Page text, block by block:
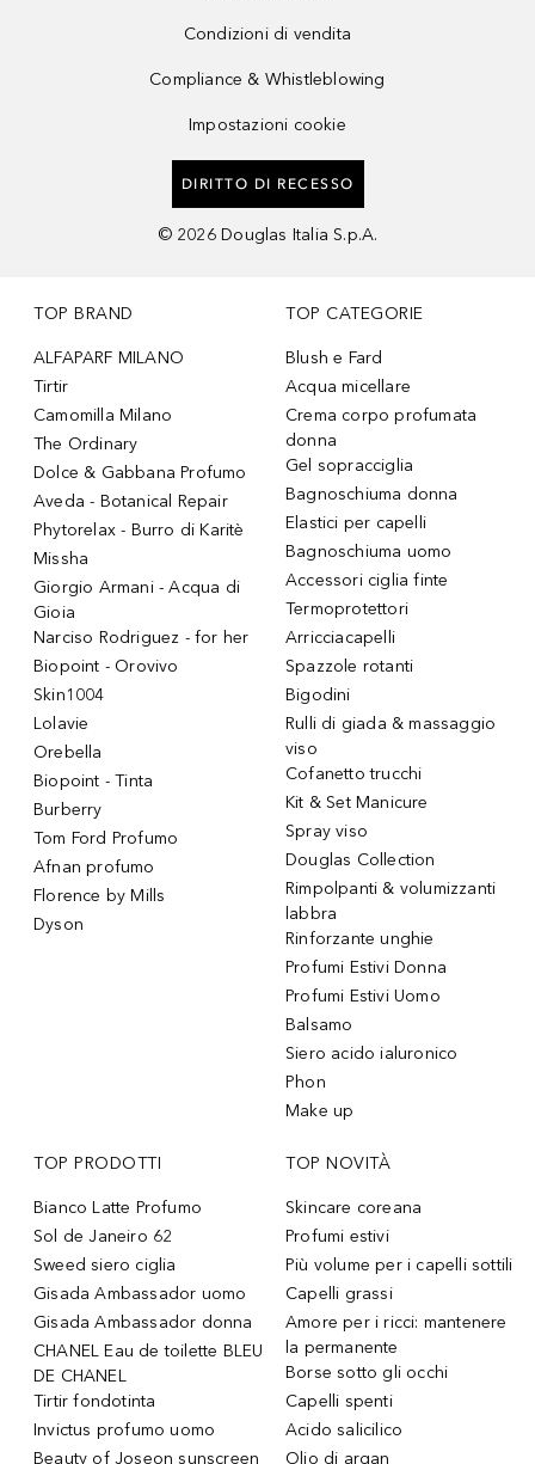
Condizioni di vendita
Compliance & Whistleblowing
Impostazioni cookie
DIRITTO DI RECESSO
© 2026 Douglas Italia S.p.A.
TOP BRAND
ALFAPARF MILANO
Tirtir
Camomilla Milano
The Ordinary
Dolce & Gabbana Profumo
Aveda - Botanical Repair
Phytorelax - Burro di Karitè
Missha
Giorgio Armani - Acqua di
Gioia
Narciso Rodriguez - for her
Biopoint - Orovivo
Skin1004
Lolavie
Orebella
Biopoint - Tinta
Burberry
Tom Ford Profumo
Afnan profumo
Florence by Mills
Dyson
TOP CATEGORIE
Blush e Fard
Acqua micellare
Crema corpo profumata
donna
Gel sopracciglia
Bagnoschiuma donna
Elastici per capelli
Bagnoschiuma uomo
Accessori ciglia finte
Termoprotettori
Arricciacapelli
Spazzole rotanti
Bigodini
Rulli di giada & massaggio
viso
Cofanetto trucchi
Kit & Set Manicure
Spray viso
Douglas Collection
Rimpolpanti & volumizzanti
labbra
Rinforzante unghie
Profumi Estivi Donna
Profumi Estivi Uomo
Balsamo
Siero acido ialuronico
Phon
Make up
TOP PRODOTTI
Bianco Latte Profumo
Sol de Janeiro 62
Sweed siero ciglia
Gisada Ambassador uomo
Gisada Ambassador donna
CHANEL Eau de toilette BLEU
DE CHANEL
Tirtir fondotinta
Invictus profumo uomo
Beauty of Joseon sunscreen
TOP NOVITÀ
Skincare coreana
Profumi estivi
Più volume per i capelli sottili
Capelli grassi
Amore per i ricci: mantenere
la permanente
Borse sotto gli occhi
Capelli spenti
Acido salicilico
Olio di argan